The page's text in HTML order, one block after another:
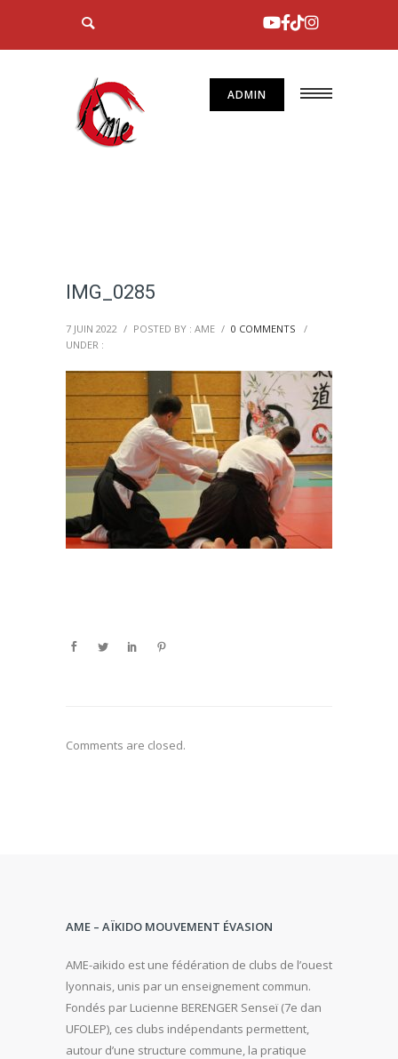
ADMIN
IMG_0285
7 JUIN 2022 / POSTED BY : AME / 0 COMMENTS
/
UNDER :
Comments are closed.
AME – AÏKIDO MOUVEMENT ÉVASION
AME-aikido est une fédération de clubs de l’ouest
lyonnais, unis par un enseignement commun.
Fondés par Lucienne BERENGER Senseï (7e dan
UFOLEP), ces clubs indépendants permettent,
autour d’une structure commune, la pratique